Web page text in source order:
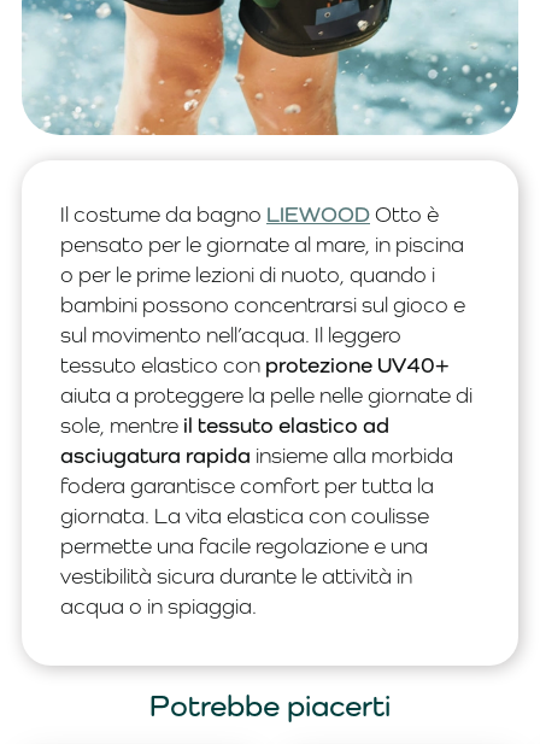
Il costume da bagno LIEWOODOtto è
pensato per le giornate al mare, in piscina
o per le prime lezioni di nuoto, quando i
bambini possono concentrarsi sul gioco e
sul movimento nell’acqua. Il leggero
tessuto elastico con protezione UV40+
aiuta a proteggere la pelle nelle giornate di
sole, mentre il tessuto elastico ad
asciugatura rapida insieme alla morbida
fodera garantisce comfort per tutta la
giornata. La vita elastica con coulisse
permette una facile regolazione e una
vestibilità sicura durante le attività in
acqua o in spiaggia.
Potrebbe piacerti